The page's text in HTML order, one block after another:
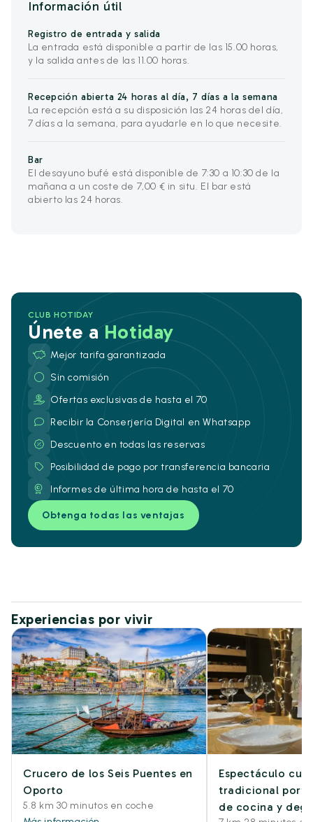
Información útil
Registro de entrada y salida
La entrada está disponible a partir de las 15.00 horas,
y la salida antes de las 11.00 horas.
Recepción abierta 24 horas al día, 7 días a la semana
La recepción está a su disposición las 24 horas del día,
7 días a la semana, para ayudarle en lo que necesite.
Bar
El desayuno bufé está disponible de 7:30 a 10:30 de la
mañana a un coste de 7,00 € in situ. El bar está
abierto las 24 horas.
CLUB HOTIDAY
Únete aHotiday
Mejor tarifa garantizada
Sin comisión
Ofertas exclusivas de hasta el 70
Recibir la Conserjería Digital en Whatsapp
Descuento en todas las reservas
Posibilidad de pago por transferencia bancaria
Informes de última hora de hasta el 70
Obtenga todas las ventajas
Experiencias por vivir
Crucero de los Seis Puentes en
Oporto
5.8 km 30 minutos en coche
Espectáculo
tradicional
de cocina y